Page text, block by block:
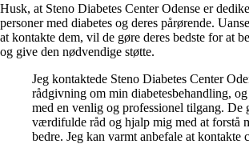
Husk, at Steno Diabetes Center Odense er
personer med diabetes og deres pårørende.
at kontakte dem, vil de gøre deres bedste for at
og give den nødvendige støtte.
Jeg kontaktede Steno Diabetes Center
rådgivning om min diabetesbehandling,
med en venlig og professionel tilgang. De
værdifulde råd og hjalp mig med at forstå
bedre. Jeg kan varmt anbefale at kontakte